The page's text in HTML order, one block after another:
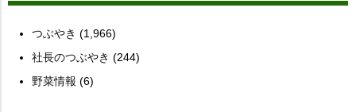
つぶやき (1,966)
社長のつぶやき (244)
野菜情報 (6)